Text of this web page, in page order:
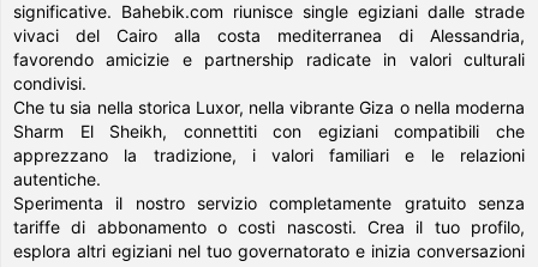
significative. Bahebik.com riunisce single egiziani dalle strade
vivaci del Cairo alla costa mediterranea di Alessandria,
favorendo amicizie e partnership radicate in valori culturali
condivisi.
Che tu sia nella storica Luxor, nella vibrante Giza o nella moderna
Sharm El Sheikh, connettiti con egiziani compatibili che
apprezzano la tradizione, i valori familiari e le relazioni
autentiche.
Sperimenta il nostro servizio completamente gratuito senza
tariffe di abbonamento o costi nascosti. Crea il tuo profilo,
esplora altri egiziani nel tuo governatorato e inizia conversazioni